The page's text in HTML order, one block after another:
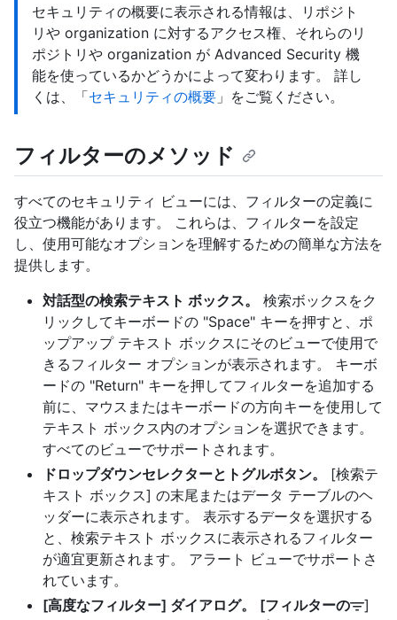
セキュリティの概要に表示される情報は、リポジト
リや organization に対するアクセス権、それらのリ
ポジトリや organization が Advanced Security 機
能を使っているかどうかによって変わります。 詳し
くは、「セキュリティの概要 」をご覧ください。
フィルターのメソッド
すべてのセキュリティ ビューには、フィルターの定義に
役立つ機能があります。 これらは、フィルターを設定
し、使用可能なオプションを理解するための簡単な方法を
提供します。
対話型の検索テキスト ボックス。
検索ボックスをク
リックしてキーボードの "Space" キーを押すと、ポ
ップアップ テキスト ボックスにそのビューで使用で
きるフィルター オプションが表示されます。 キーボ
ードの "Return" キーを押してフィルターを追加する
前に、マウスまたはキーボードの方向キーを使用して
テキスト ボックス内のオプションを選択できます。
すべてのビューでサポートされます。
ドロップダウンセレクターとトグルボタン。
[検索テ
キスト ボックス] の末尾またはデータ テーブルのヘ
ッダーに表示されます。 表示するデータを選択する
と、検索テキスト ボックスに表示されるフィルター
が適宜更新されます。 アラート ビューでサポートさ
れています。
[高度なフィルター] ダイアログ。
[フィルターの
]